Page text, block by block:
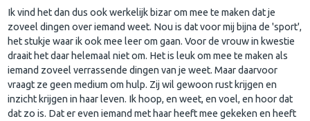
Ik vind het dan dus ook werkelijk bizar om mee te maken dat je
zoveel dingen over iemand weet. Nou is dat voor mij bijna de 'sport',
het stukje waar ik ook mee leer om gaan. Voor de vrouw in kwestie
draait het daar helemaal niet om. Het is leuk om mee te maken als
iemand zoveel verrassende dingen van je weet. Maar daarvoor
vraagt ze geen medium om hulp. Zij wil gewoon rust krijgen en
inzicht krijgen in haar leven. Ik hoop, en weet, en voel, en hoor dat
dat zo is. Dat er even iemand met haar heeft mee gekeken en heeft